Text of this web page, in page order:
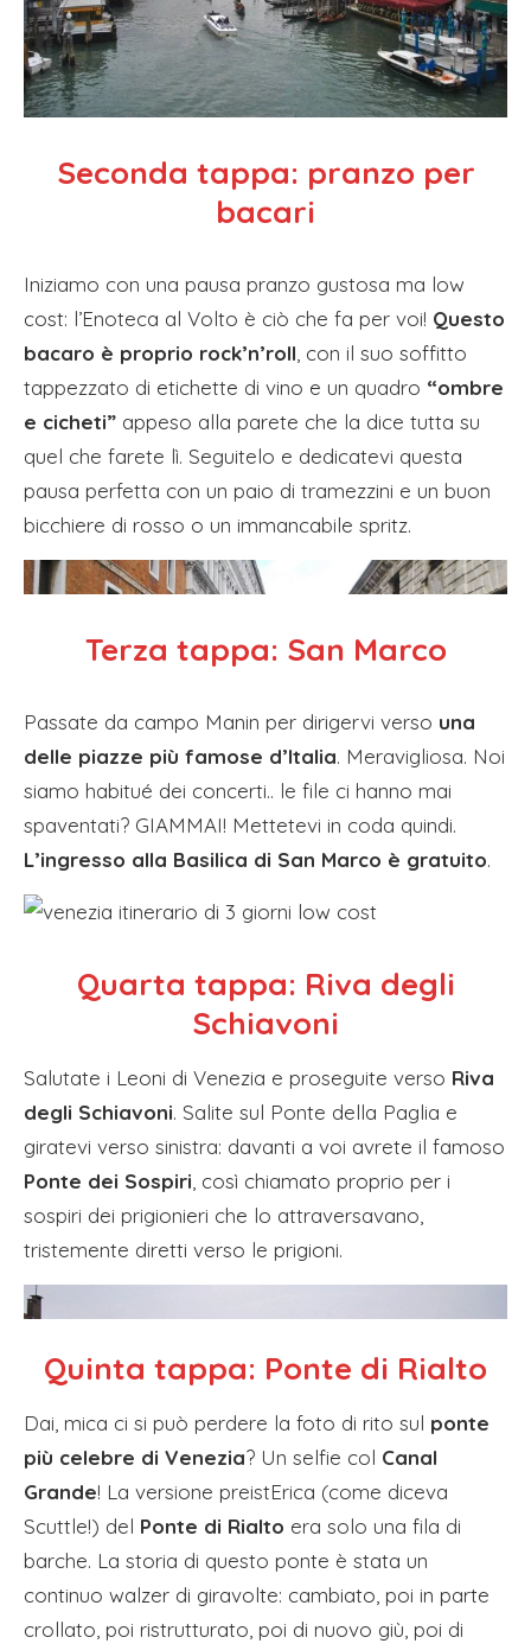
Seconda tappa: pranzo per
bacari
Iniziamo con una pausa pranzo gustosa ma low
cost: l’Enoteca al Volto è ciò che fa per voi! Questo
bacaro è proprio rock’n’roll , con il suo soffitto
tappezzato di etichette di vino e un quadro “ombre
e cicheti” appeso alla parete che la dice tutta su
quel che farete lì. Seguitelo e dedicatevi questa
pausa perfetta con un paio di tramezzini e un buon
bicchiere di rosso o un immancabile spritz.
Terza tappa: San Marco
Passate da campo Manin per dirigervi verso una
delle piazze più famose d’Italia. Meravigliosa. Noi
siamo habitué dei concerti.. le file ci hanno mai
spaventati? GIAMMAI! Mettetevi in coda quindi.
L’ingresso alla Basilica di San Marco è gratuito.
Quarta tappa: Riva degli
Schiavoni
Salutate i Leoni di Venezia e proseguite verso Riva
degli Schiavoni. Salite sul Ponte della Paglia e
giratevi verso sinistra: davanti a voi avrete il famoso
Ponte dei Sospiri , così chiamato proprio per i
sospiri dei prigionieri che lo attraversavano,
tristemente diretti verso le prigioni.
Quinta tappa: Ponte di Rialto
Dai, mica ci si può perdere la foto di rito sul ponte
più celebre di Venezia? Un selfie col Canal
Grande! La versione preistErica (come diceva
Scuttle!) del Ponte di Rialto era solo una fila di
barche. La storia di questo ponte è stata un
continuo walzer di giravolte: cambiato, poi in parte
crollato, poi ristrutturato, poi di nuovo giù, poi di